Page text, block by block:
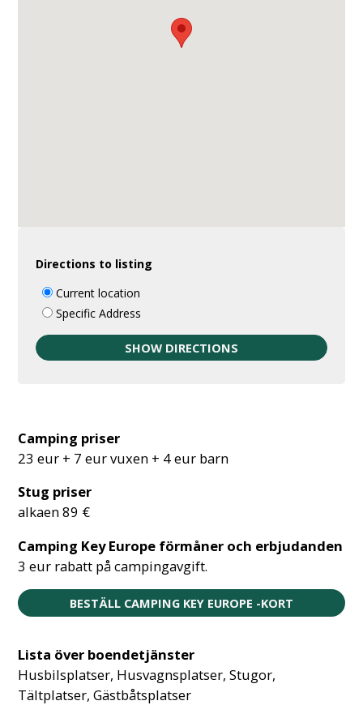
Camping priser
23 eur + 7 eur vuxen + 4 eur barn
Stug priser
alkaen 89 €
Camping Key Europe förmåner och erbjudanden
3 eur rabatt på campingavgift.
BESTÄLL CAMPING KEY EUROPE -KORT
Lista över boendetjänster
Husbilsplatser, Husvagnsplatser, Stugor,
Tältplatser, Gästbåtsplatser
Directions to listing
Current location
Specific Address